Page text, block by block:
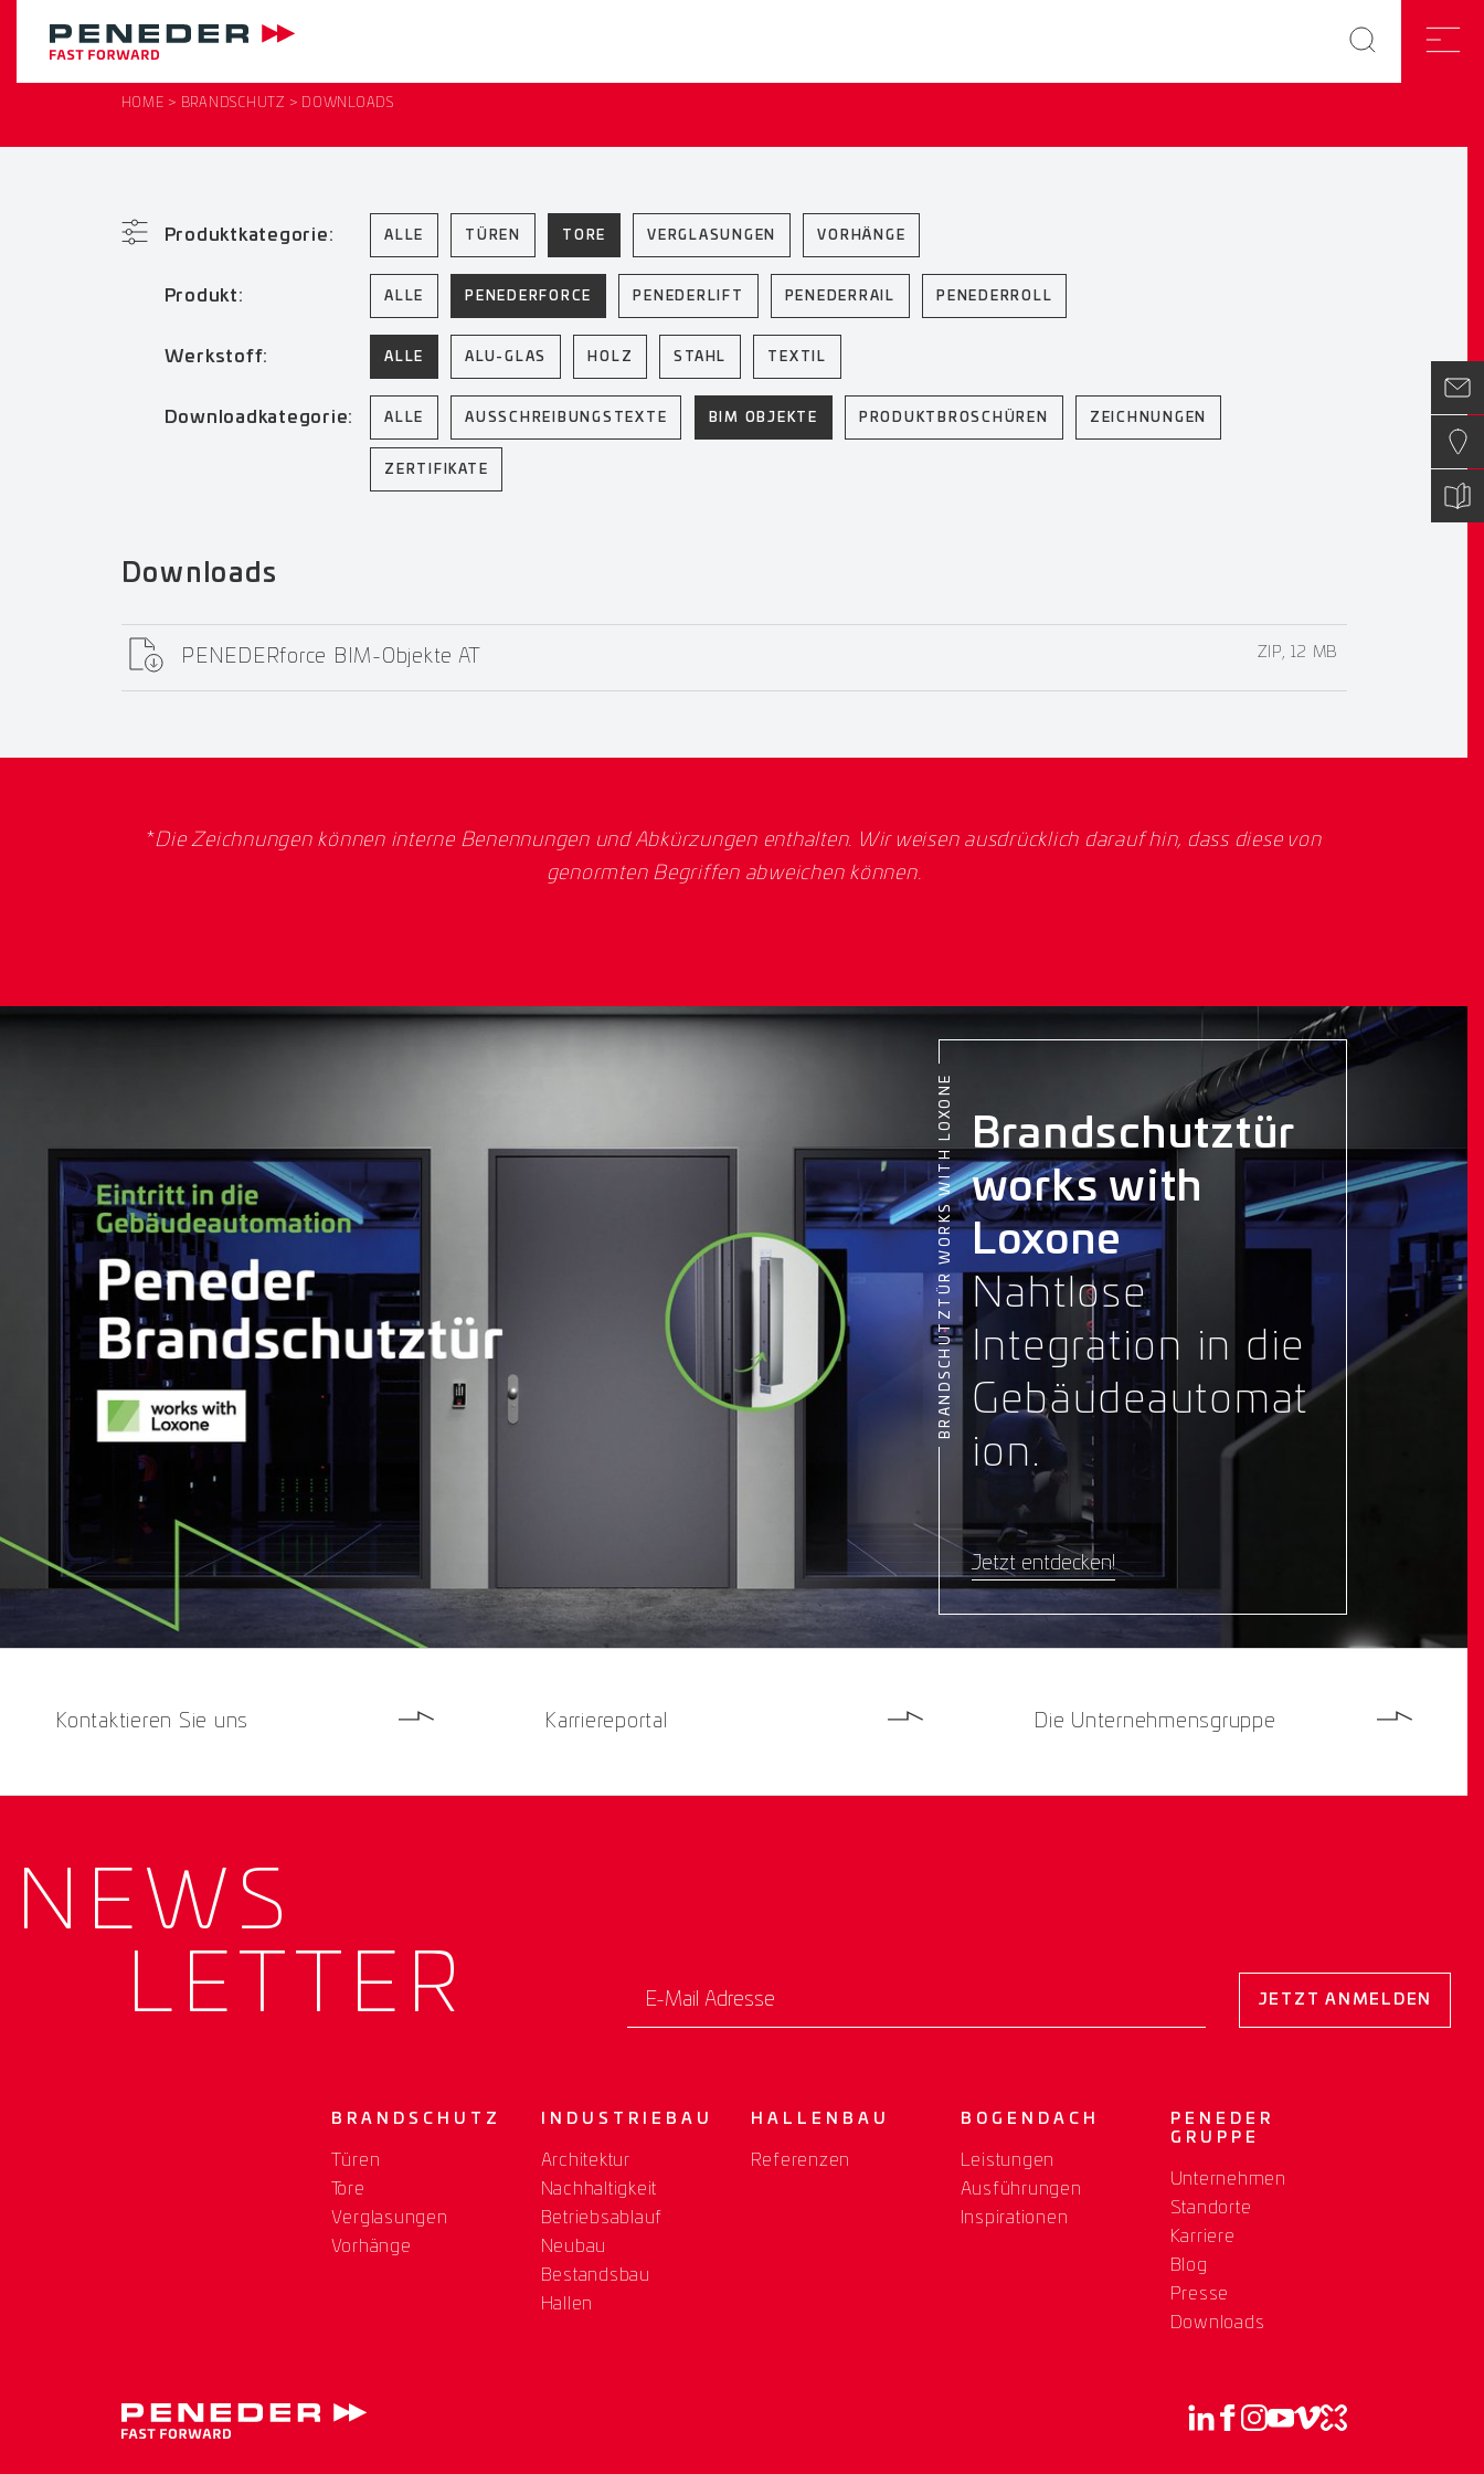
HOME BRANDSCHUTZ DOWNLOADS
Produktkategorie: ALLE TÜREN TORE VERGLASUNGEN VORHÄNGE
Produkt: ALLE PENEDERFORCE PENEDERLIFT PENEDERRAIL PENEDERROLL
Werkstoff: ALLE ALU-GLAS HOLZ STAHL TEXTIL
Downloadkategorie: ALLE AUSSCHREIBUNGSTEXTE BIM OBJEKTE PRODUKTBROSCHÜREN ZEICHNUNGEN
ZERTIFIKATE
Downloads
PENEDERforce BIM-Objekte AT ZIP, 12 MB
*Die Zeichnungen können interne Benennungen und Abkürzungen enthalten. Wir weisen ausdrücklich darauf hin, dass diese von
genormten Begriffen abweichen können.
BRANDSCHUTZTÜR WORKS WITH LOXONE Brandschutztür
works with
Loxone
Nahtlose
Integration in die
Gebäudeautomat
ion.
Jetzt entdecken!
Kontaktieren Sie uns Karriereportal Die Unternehmensgruppe
NEWS­
LETTER
E-Mail Adresse
JETZT ANMELDEN
BRANDSCHUTZ
Türen
Tore
Verglasungen
Vorhänge
INDUSTRIEBAU
Architektur
Nachhaltigkeit
Betriebsablauf
Neubau
Bestandsbau
Hallen
HALLENBAU
Referenzen
BOGENDACH
Leistungen
Ausführungen
Inspirationen
PENEDER
GRUPPE
Unternehmen
Standorte
Karriere
Blog
Presse
Downloads